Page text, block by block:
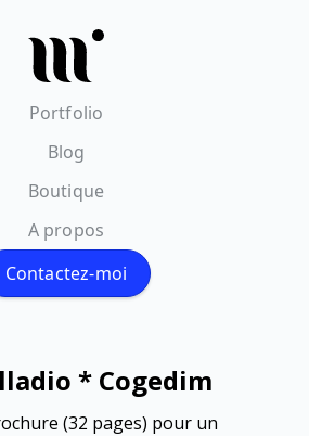
Portfolio
Blog
Boutique
A propos
Contactez-moi
* Cogedim
(32 pages) pour un